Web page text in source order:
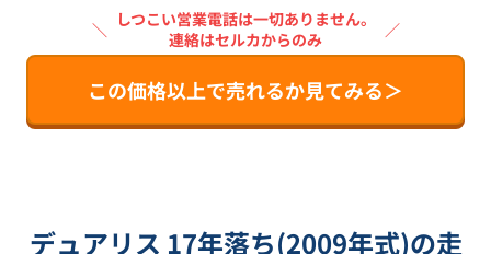
＼ しつこい営業電話は一切ありません。
連絡はセルカからのみ
／
この価格以上で売れるか見てみる＞
デュアリス 17年落ち(2009年式)の走